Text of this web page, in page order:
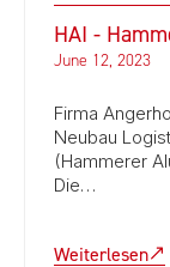
HAI -
June 12, 2023
Firma
Neubau
(Hammerer
Die…
Weiterlesen